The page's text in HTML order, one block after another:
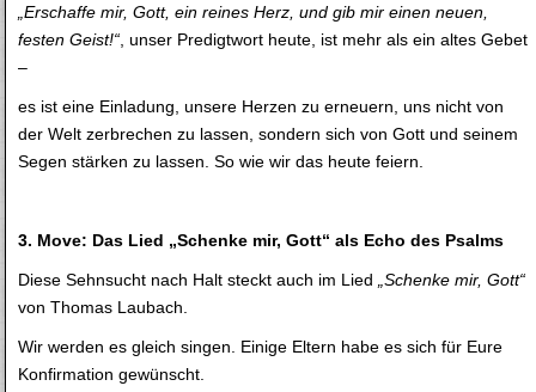
„Erschaffe mir, Gott, ein reines Herz, und gib mir einen neuen,
festen Geist!“ , unser Predigtwort heute, ist mehr als ein altes Gebet
–
es ist eine Einladung, unsere Herzen zu erneuern, uns nicht von
der Welt zerbrechen zu lassen, sondern sich von Gott und seinem
Segen stärken zu lassen. So wie wir das heute feiern.
3. Move: Das Lied „Schenke mir, Gott“ als Echo des Psalms
Diese Sehnsucht nach Halt steckt auch im Lied
„Schenke mir, Gott“
von Thomas Laubach.
Wir werden es gleich singen. Einige Eltern habe es sich für Eure
Konfirmation gewünscht.